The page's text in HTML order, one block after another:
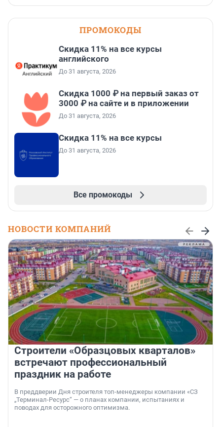
ПРОМОКОДЫ
Скидка 11% на все курсы
английского
До 31 августа, 2026
Скидка 1000 ₽ на первый заказ от
3000 ₽ на сайте и в приложении
До 31 августа, 2026
Скидка 11% на все курсы
До 31 августа, 2026
Все промокоды
НОВОСТИ КОМПАНИЙ
Строители «Образцовых кварталов»
встречают профессиональный
праздник на работе
В преддверии Дня строителя топ-менеджеры компании «СЗ
„Терминал-Ресурс“ — о планах компании, испытаниях и
поводах для осторожного оптимизма.